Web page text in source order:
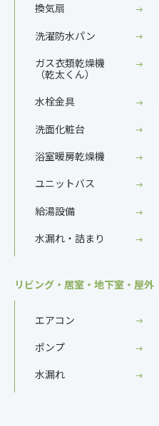
換気扇
洗濯防水パン
ガス衣類乾燥機
（乾太くん）
水栓金具
洗面化粧台
浴室暖房乾燥機
ユニットバス
給湯設備
水漏れ・詰まり
リビング・居室・地下室・屋外
エアコン
ポンプ
水漏れ